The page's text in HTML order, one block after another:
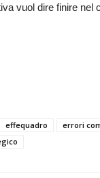
vuol dire finire
effequadro errori